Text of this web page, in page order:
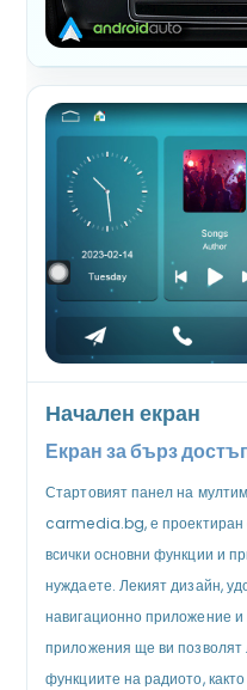
Начален екран
Екран за бърз
Стартовият панел на
carmedia.bg, е проектиран
всички основни функции и
нуждаете. Лекият дизайн,
навигационно приложение
приложения ще ви позволят
функциите на радиото,